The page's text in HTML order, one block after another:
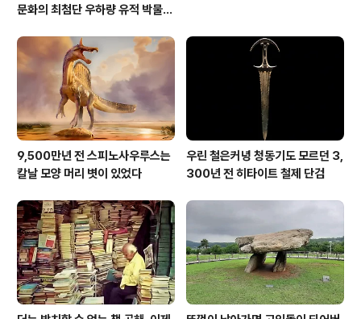
문화의 최첨단 우하량 유적 박물관
9,500만년 전 스피노사우루스는
칼날 모양 머리 볏이 있었다
우린 철은커녕 청동기도 모르던 3,
300년 전 히타이트 철제 단검